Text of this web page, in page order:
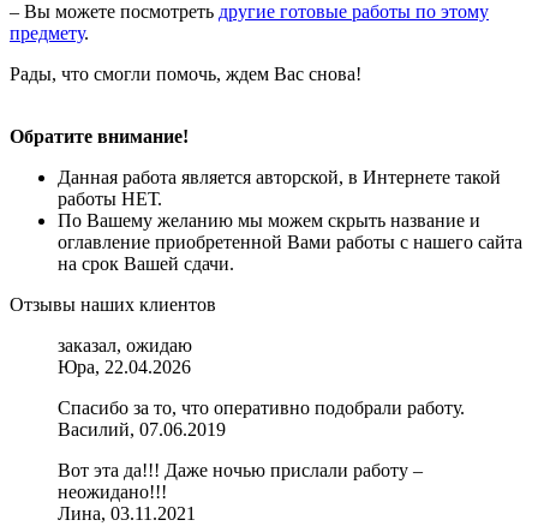
– Вы можете посмотреть другие готовые работы по этому
предмету.
Рады, что смогли помочь, ждем Вас снова!
Обратите внимание!
Данная работа является авторской, в Интернете такой
работы НЕТ.
По Вашему желанию мы можем скрыть название и
оглавление приобретенной Вами работы с нашего сайта
на срок Вашей сдачи.
Отзывы наших клиентов
заказал, ожидаю
Юра, 22.04.2026
Спасибо за то, что оперативно подобрали работу.
Василий, 07.06.2019
Вот эта да!!! Даже ночью прислали работу –
неожидано!!!
Лина, 03.11.2021